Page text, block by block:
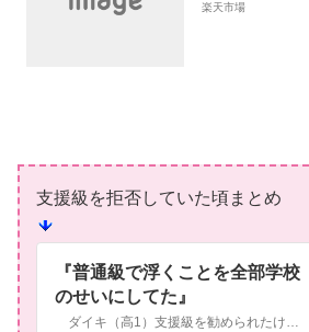
レギュラー サ
楽天市場
支援級を拒否していた頃まとめ
『普通級で浮くことを全部学校
のせいにしてた』
ダイキ（高1）支援級を勧められたけど普通級のまま コウキ（小2）お試し支援級を経て小3から支援級予定 主に次男コウキについて書いています。知能検査での…